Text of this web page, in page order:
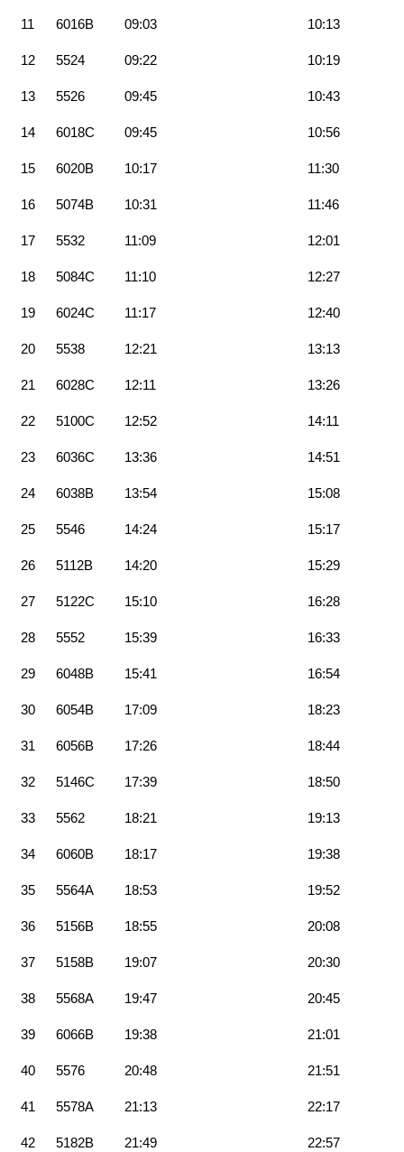
11 6016B 09:03 10:13
12 5524 09:22 10:19
13 5526 09:45 10:43
14 6018C 09:45 10:56
15 6020B 10:17 11:30
16 5074B 10:31 11:46
17 5532 11:09 12:01
18 5084C 11:10 12:27
19 6024C 11:17 12:40
20 5538 12:21 13:13
21 6028C 12:11 13:26
22 5100C 12:52 14:11
23 6036C 13:36 14:51
24 6038B 13:54 15:08
25 5546 14:24 15:17
26 5112B 14:20 15:29
27 5122C 15:10 16:28
28 5552 15:39 16:33
29 6048B 15:41 16:54
30 6054B 17:09 18:23
31 6056B 17:26 18:44
32 5146C 17:39 18:50
33 5562 18:21 19:13
34 6060B 18:17 19:38
35 5564A 18:53 19:52
36 5156B 18:55 20:08
37 5158B 19:07 20:30
38 5568A 19:47 20:45
39 6066B 19:38 21:01
40 5576 20:48 21:51
41 5578A 21:13 22:17
42 5182B 21:49 22:57